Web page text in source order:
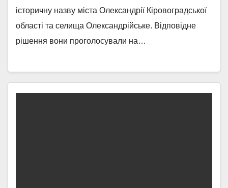
історичну назву міста Олександрії Кіровоградської
області та селища Олександрійське. Відповідне
рішення вони проголосували на…